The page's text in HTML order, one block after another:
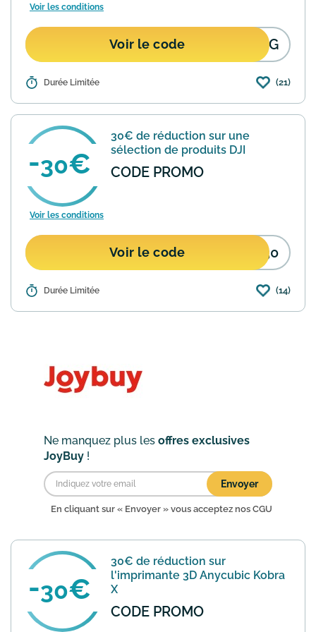
Voir les conditions
Voir le code DFG
Détails : Joybuy propose une offre de 60€ de
More Combo Drone 4K. Utilisez le code
promo "DFG" lors de votre commande
pour bénéficier de cette...En savoir plus
Durée Limitée (21)
30
30€ de réduction sur une
sélection de produits DJI
CODE PROMO
Voir les conditions
Voir le code I30
Détails : Joybuy propose une offre de 30€ de
plus
Durée Limitée (14)
Ne manquez plus les offres exclusives
JoyBuy !
Envoyer
En cliquant sur « Envoyer » vous acceptez nos CGU
30
30€ de réduction sur
l'imprimante 3D Anycubic Kobra
X
CODE PROMO